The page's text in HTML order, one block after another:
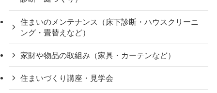
住まいのメンテナンス（床下診断・ハウスクリーニ
ング・畳替えなど）
家財や物品の取組み（家具・カーテンなど）
住まいづくり講座・見学会